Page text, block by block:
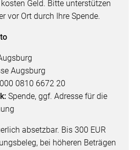
Geld. Bitte unterstützen
vor Ort durch Ihre Spende.
Augsburg
0810 6672 20
Spende, ggf. Adresse für die
absetzbar. Bis 300 EUR
bei höheren Beträgen